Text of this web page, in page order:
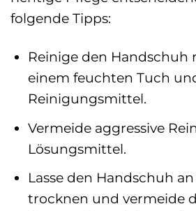
folgende Tipps:
Reinige den
einem feuchten Tuch
Reinigungsmittel.
Vermeide aggressive
Lösungsmittel.
Lasse den Handschuh
trocknen und vermeide